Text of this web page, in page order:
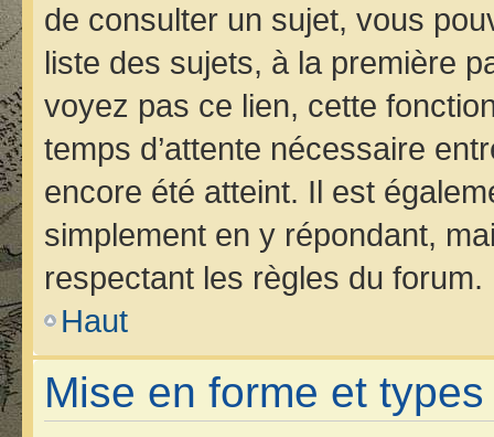
de consulter un sujet, vous
liste des sujets, à la première
voyez pas ce lien, cette
temps d’attente nécessaire
encore été atteint. Il est
simplement en y répondant,
respectant les règles du forum.
Haut
Mise en forme et